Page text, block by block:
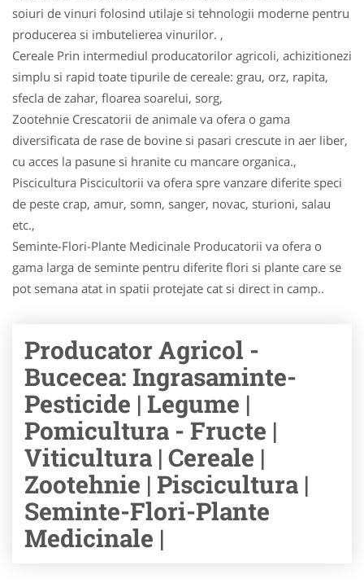
soiuri de vinuri folosind utilaje si tehnologii moderne pentru
producerea si imbutelierea vinurilor. ,
Cereale Prin intermediul producatorilor agricoli, achizitionezi
simplu si rapid toate tipurile de cereale: grau, orz, rapita,
sfecla de zahar, floarea soarelui, sorg,
Zootehnie Crescatorii de animale va ofera o gama
diversificata de rase de bovine si pasari crescute in aer liber,
cu acces la pasune si hranite cu mancare organica.,
Piscicultura Piscicultorii va ofera spre vanzare diferite speci
de peste crap, amur, somn, sanger, novac, stu­ri­oni, salau
etc.,
Seminte-Flori-Plante Medicinale Producatorii va ofera o
gama larga de seminte pentru diferite flori si plante care se
pot semana atat in spatii protejate cat si direct in camp..
Producator Agricol -
Bucecea: Ingrasaminte-
Pesticide | Legume |
Pomicultura - Fructe |
Viticultura | Cereale |
Zootehnie | Piscicultura |
Seminte-Flori-Plante
Medicinale |